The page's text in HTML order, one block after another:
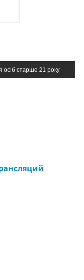
осіб старше 21 року